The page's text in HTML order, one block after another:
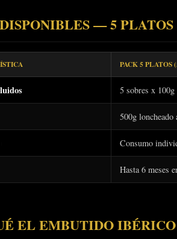
— 5 PLATOS
PACK 5 PLATOS
5 sobres x 100g
500g loncheado
Consumo
Hasta 6 meses
EL EMBUTIDO